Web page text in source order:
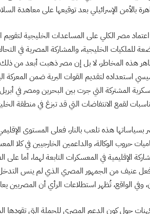
بالأمن الإسرائيلي بعد توقيعها على معاهدة
مصر الكلي على المساعدات الخليجية
للملكيات الخليجية، والمشاركة المصرية في
هذه المخاطر، لا بل إن مصر ذهبت أبعد من ذلك
استعداده لتقديم القوات البرية ضمن المعركة
المشتركة التي جرت بين البحرين ومصر في
لقمع الانتفاضات التي قد تبزغ في منطقة
بسياساتها هذه تلعب بالنار، فعلى المستوى
حروب الوكالة، والداعمين الخارجيين في كلا
الإقليمية في المعسكرات التابعة لهما، أما
عنيف من الجمهور المصري الذي لم ينس
وفي الواقع، تُظهر استطلاعات الرأي أن المصريين
حول كون الدعم المصري للحملة التي